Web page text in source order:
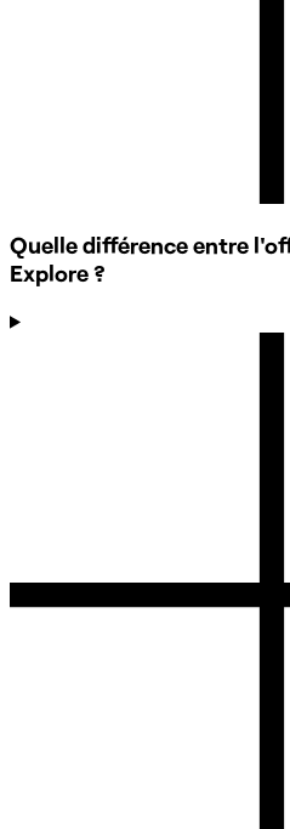
Quelle différence entre
Explore ?